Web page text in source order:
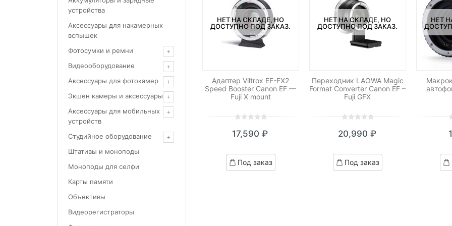
устройства
Аксессуары для накамерных
вспышек
Фотосумки и ремни
Видеооборудование
Аксессуары для фотокамер
Экшен камеры и аксессуары
Аксессуары для мобильных
устройств
Студийное оборудование
Штативы и моноподы
Моноподы для селфи
Карты памяти
Объективы
Видеорегистраторы
НЕТ НА СКЛАДЕ, НО
ДОСТУПНО ПОД ЗАКАЗ.
Адаптер Viltrox EF-FX2
Speed Booster Canon EF —
Fuji X mount
out
based
on
17,590₽
Под заказ
НЕТ НА СКЛАДЕ, НО
ДОСТУПНО ПОД ЗАКАЗ.
Переходник LAOWA Magic
Format Converter Canon EF –
Fuji GFX
out
based
on
20,990 ₽
Под заказ
НЕТ